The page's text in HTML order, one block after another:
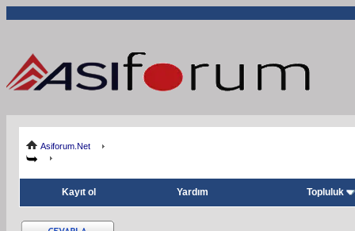
Asiforum.Net
Kayıt ol Yardım Topluluk